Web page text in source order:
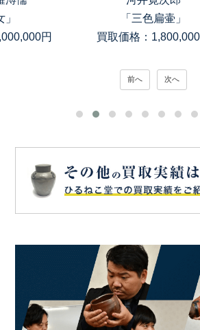
円
「三色扁壷」
買取価格：
前へ 次へ